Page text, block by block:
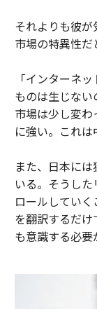
それよりも彼
市場の特異性だ
「インターネ
ものは生じな
市場は少し変
に強い。これは
また、日本に
いる。そうし
ロールしてい
を翻訳するだ
も意識する必要